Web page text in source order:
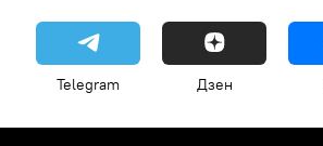
Telegram Дзен